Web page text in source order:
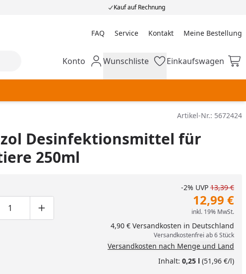
Kauf auf Rechnung
FAQ Service Kontakt Meine Bestellung
Meine Bestellung
Mein Konto
Konto Wunschliste
Wunschliste Einkaufswagen
Einkaufswagen
Artikel-Nr.: 5672424
Desinfektionsmittel für
250ml
um eins verringern
Produktmenge manuell eingeben
Produktmenge um eins erhöhen
-2% UVP 13,39 €
12,99 €
inkl. 19% MwSt.
4,90 € Versandkosten in Deutschland
Versandkostenfrei ab 6 Stück
Versandkosten nach Menge und Land
Inhalt: 0,25 l(51,96 €/l)